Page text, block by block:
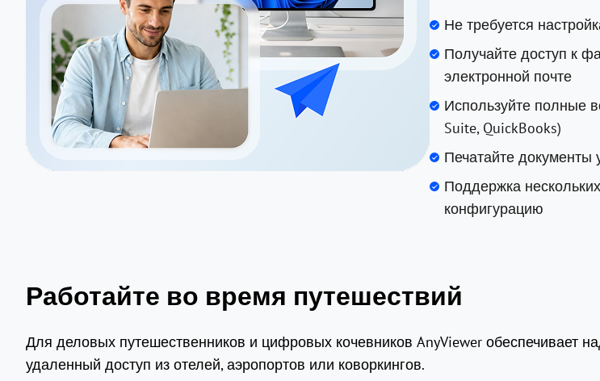
Не требуется
Получайте доступ к
электронной почте
Используйте полные
Suite, QuickBooks)
Печатайте
Поддержка
конфигурацию
Работайте во время путешествий
Для деловых путешественников и цифровых кочевников AnyViewer обеспечивает
удаленный доступ из отелей, аэропортов или коворкингов.